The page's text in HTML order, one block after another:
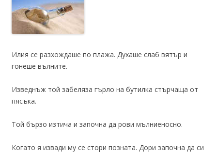
Илия се разхождаше по плажа. Духаше слаб вятър и
гонеше вълните.
Изведнъж той забеляза гърло на бутилка стърчаща от
пясъка.
Той бързо изтича и започна да рови мълниеносно.
Когато я извади му се стори позната. Дори започна да си